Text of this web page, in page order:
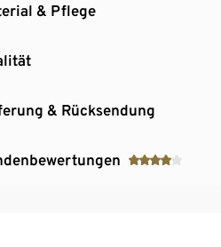
& Pflege
& Rücksendung